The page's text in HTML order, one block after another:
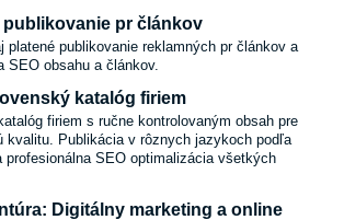
publikovanie pr článkov
platené publikovanie reklamných pr článkov a
SEO obsahu a článkov.
katalóg firiem
firiem s ručne kontrolovaným obsah pre
kvalitu. Publikácia v rôznych jazykoch podľa
profesionálna SEO optimalizácia všetkých
Digitálny marketing a online